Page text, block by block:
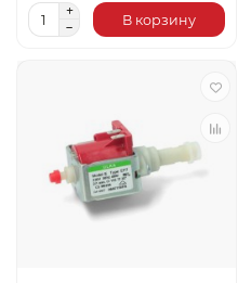
В корзину